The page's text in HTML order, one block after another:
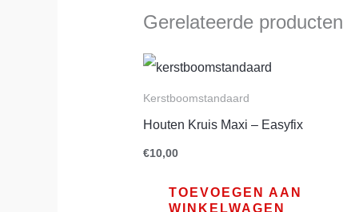
Gerelateerde producten
Kerstboomstandaard
Houten Kruis Maxi – Easyfix
€10,00
TOEVOEGEN AAN
WINKELWAGEN